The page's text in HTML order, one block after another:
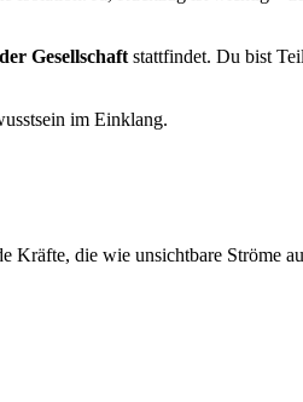
Gesellschaftstattfindet. Du bist
im Einklang.
Kräfte, die wie unsichtbare Ströme